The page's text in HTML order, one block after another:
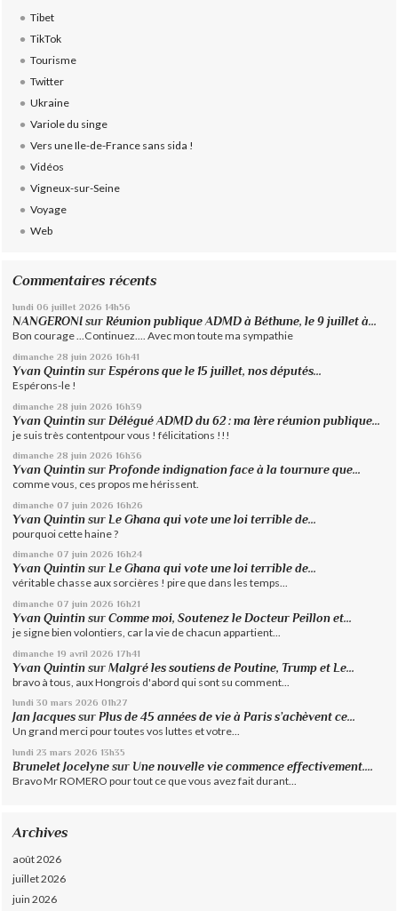
Tibet
TikTok
Tourisme
Twitter
Ukraine
Variole du singe
Vers une Ile-de-France sans sida !
Vidéos
Vigneux-sur-Seine
Voyage
Web
Commentaires récents
lundi 06 juillet 2026 14h56
NANGERONI surRéunion publique ADMD à Béthune, le 9 juillet à...
Bon courage ...Continuez.... Avec mon toute ma sympathie
dimanche 28 juin 2026 16h41
Yvan Quintin surEspérons que le 15 juillet, nos députés...
Espérons-le !
dimanche 28 juin 2026 16h39
Yvan Quintin surDélégué ADMD du 62 : ma 1ère réunion publique...
je suis très contentpour vous ! félicitations !!!
dimanche 28 juin 2026 16h36
Yvan Quintin surProfonde indignation face à la tournure que...
comme vous, ces propos me hérissent.
dimanche 07 juin 2026 16h26
Yvan Quintin sur Le Ghana qui vote une loi terrible de...
pourquoi cette haine ?
dimanche 07 juin 2026 16h24
Yvan Quintin surLe Ghana qui vote une loi terrible de...
véritable chasse aux sorcières ! pire que dans les temps...
dimanche 07 juin 2026 16h21
Yvan Quintin surComme moi, Soutenez le Docteur Peillon et...
je signe bien volontiers, car la vie de chacun appartient...
dimanche 19 avril 2026 17h41
Yvan Quintin surMalgré les soutiens de Poutine, Trump et Le...
bravo à tous, aux Hongrois d'abord qui sont su comment...
lundi 30 mars 2026 01h27
Jan Jacques surPlus de 45 années de vie à Paris s’achèvent ce...
Un grand merci pour toutes vos luttes et votre...
lundi 23 mars 2026 13h35
Brunelet Jocelyne sur Une nouvelle vie commence effectivement....
Bravo Mr ROMERO pour tout ce que vous avez fait durant...
Archives
août 2026
juillet 2026
juin 2026